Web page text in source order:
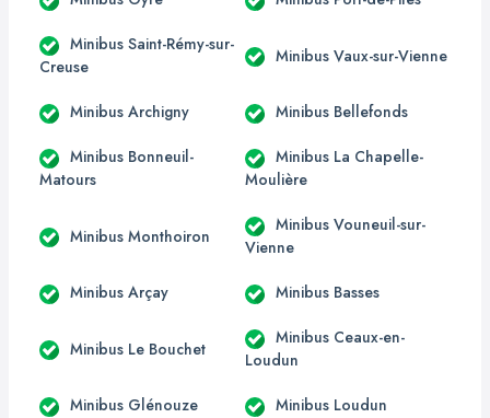
Minibus Saint-Rémy-sur-
Creuse
Minibus Vaux-sur-Vienne
Minibus Archigny Minibus Bellefonds
Minibus Bonneuil-
Matours
Minibus La Chapelle-
Moulière
Minibus Monthoiron
Minibus Vouneuil-sur-
Vienne
Minibus Arçay Minibus Basses
Minibus Le Bouchet
Minibus Ceaux-en-
Loudun
Minibus Glénouze Minibus Loudun